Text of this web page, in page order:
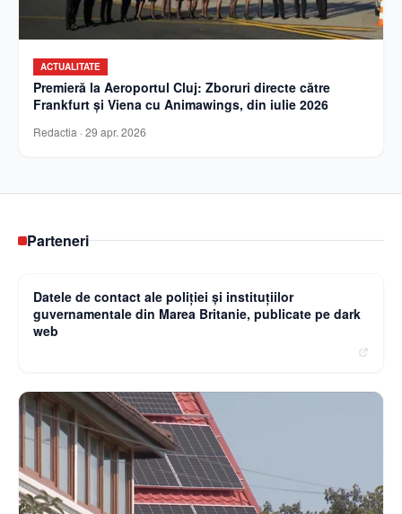
ACTUALITATE
Premieră la Aeroportul Cluj: Zboruri directe către
Frankfurt și Viena cu Animawings, din iulie 2026
Redactia · 29 apr. 2026
Parteneri
Datele de contact ale poliției și instituțiilor
guvernamentale din Marea Britanie, publicate pe dark
web